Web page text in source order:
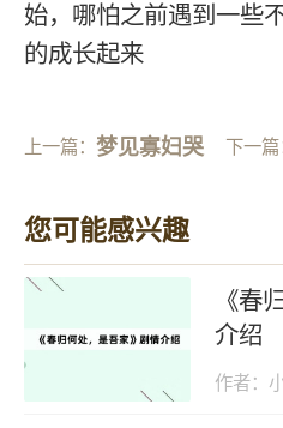
始，哪怕之前遇到一些
的成长起来
上一篇：梦见寡妇哭 下一
您可能感兴趣
《春
介绍
作者：